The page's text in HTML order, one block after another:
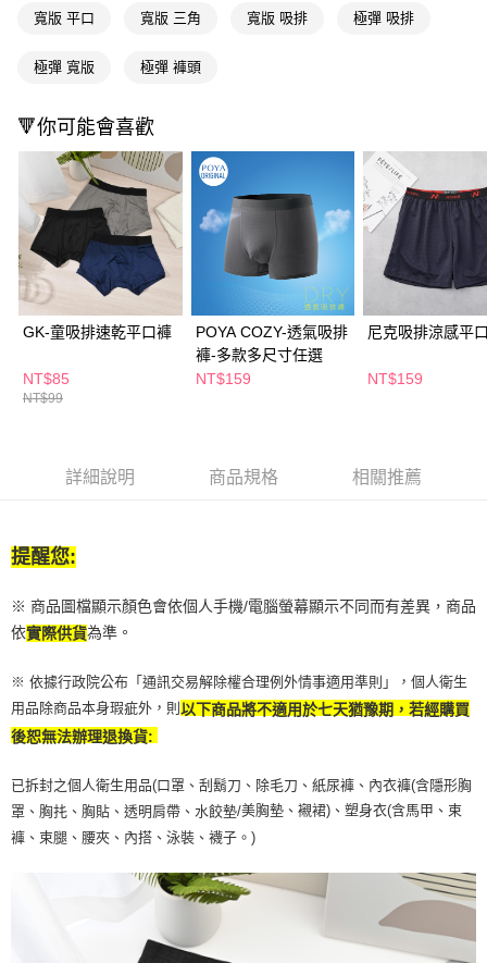
AFTEE先享後付
【關於「AFTEE先享後付」】
１．簡單：不需註冊會員、不需綁卡、不需儲值。
２．便利：只要手機號碼，簡訊認證，即可結帳。
３．安心：先確認商品／服務後，再付款。
【「AFTEE先享後付」結帳流程】
１．於結帳方式選擇「AFTEE先享後付」後，將跳轉至「AFTEE先享後付」
結帳頁面，進行簡訊認證並確認金額後，即可完成結帳。
２．訂單成立數日內，您將收到繳費通知簡訊。
３．收到繳費通知簡訊後14天內，點擊此簡訊中的連結，可透過四大超商／
ATM／網路銀行／等多元方式進行付款，方視為交易完成。
※ 請注意：結帳手續完成當下不需立刻繳費，但若您需要取消訂單，請聯絡
購買商品的店家。未經商家同意取消之訂單仍視為有效，需透過AFTEE先享
※ 交易是否成功請以「AFTEE先享後付 」之結帳頁面顯示為準，若有關於
是否繳費成功／繳費後需取消欲退款等相關疑問，請聯繫「AFTEE先享後付
１．透過由恩沛科技股份有限公司提供之「AFTEE先享後付」服務完成之交
https://aftee.tw/terms/#terms3
３．未成年的使用者請事先徵得法定代理人或監護人之同意方可使用
任。
４．使用「AFTEE先享後付」時，將依據個別帳號之用戶狀況，依本公司即
５．嚴禁一人註冊多個帳號或使用他人資訊註冊。若發現惡意使用之情形，
恩沛科技股份有限公司將有權停止該用戶之使用額度並採取法律行動。
即享券
運送方式
全家取貨付款
每筆NT$65，滿NT$390(含以上)免運費
付款後全家取貨
每筆NT$65，滿NT$390(含以上)免運費
萊爾富取貨付款
每筆NT$65，滿NT$490(含以上)免運費
付款後萊爾富取貨
每筆NT$65，滿NT$490(含以上)免運費
每筆NT$65，滿NT$490(含以上)免運費
每筆NT$65，滿NT$490(含以上)免運費
每筆NT$100，滿NT$790(含以上)免運費
每筆NT$80，滿NT$290(含以上)免運費
寬版 平口 寬版 三角 寬版 吸排 極彈 吸排
極彈 寬版 極彈 褲頭
🔻你可能會喜歡
GK-童吸排速乾平口褲
NT$85
NT$99
POYA COZY-透氣吸排
褲-多款多尺寸任選
NT$159
尼克吸排涼感平
NT$159
詳細說明 商品規格 相關推薦
提醒您:
※ 商品圖檔顯示顏色會依個人手機/電腦螢幕顯示不同而有差異，商品
依實際供貨為準。
※ 依據行政院公布「通訊交易解除權合理例外情事適用準則」，個人衛生
用品除商品本身瑕疵外，則 以下商品將不適用於七天猶豫期，若經購買
後恕無法辦理退換貨:
已拆封之個人衛生用品(口罩、刮鬍刀、除毛刀、紙尿褲、內衣褲(含隱形胸
罩、胸扥、胸貼、透明肩帶、水餃墊/美胸墊、襯裙)、塑身衣(含馬甲、束
褲、束腿、腰夾、內搭、泳裝、襪子。)